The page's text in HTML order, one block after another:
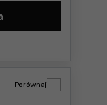
Bosch GHG 18V-
Porównaj